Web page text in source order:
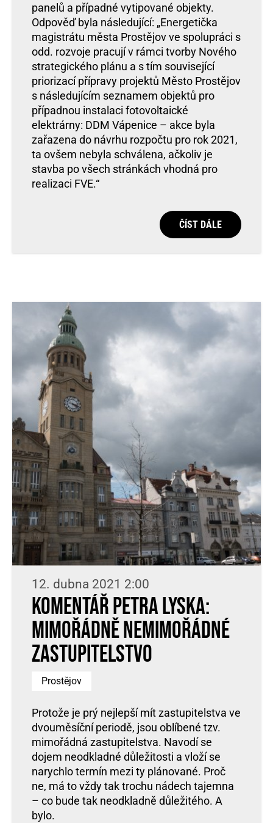
panelů a případné vytipované objekty.
Odpověď byla následující: „Energetička
magistrátu města Prostějov ve spolupráci s
odd. rozvoje pracují v rámci tvorby Nového
strategického plánu a s tím související
priorizací přípravy projektů Město Prostějov
s následujícím seznamem objektů pro
případnou instalaci fotovoltaické
elektrárny: DDM Vápenice – akce byla
zařazena do návrhu rozpočtu pro rok 2021,
ta ovšem nebyla schválena, ačkoliv je
stavba po všech stránkách vhodná pro
realizaci FVE.“
ČÍST DÁLE
12. dubna 2021 2:00
Komentář Petra Lyska:
Mimořádně nemimořádné
zastupitelstvo
Prostějov
Protože je prý nejlepší mít zastupitelstva ve
dvouměsíční periodě, jsou oblíbené tzv.
mimořádná zastupitelstva. Navodí se
dojem neodkladné důležitosti a vloží se
narychlo termín mezi ty plánované. Proč
ne, má to vždy tak trochu nádech tajemna
– co bude tak neodkladně důležitého. A
bylo.